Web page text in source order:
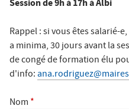
Salon
t
e
s
i
c
i
Session de 9h à 17h à Albi
Rappel : si vous êtes salarié-
a minima, 30 jours avant la
de congé de formation élu
d'info:
Nom *